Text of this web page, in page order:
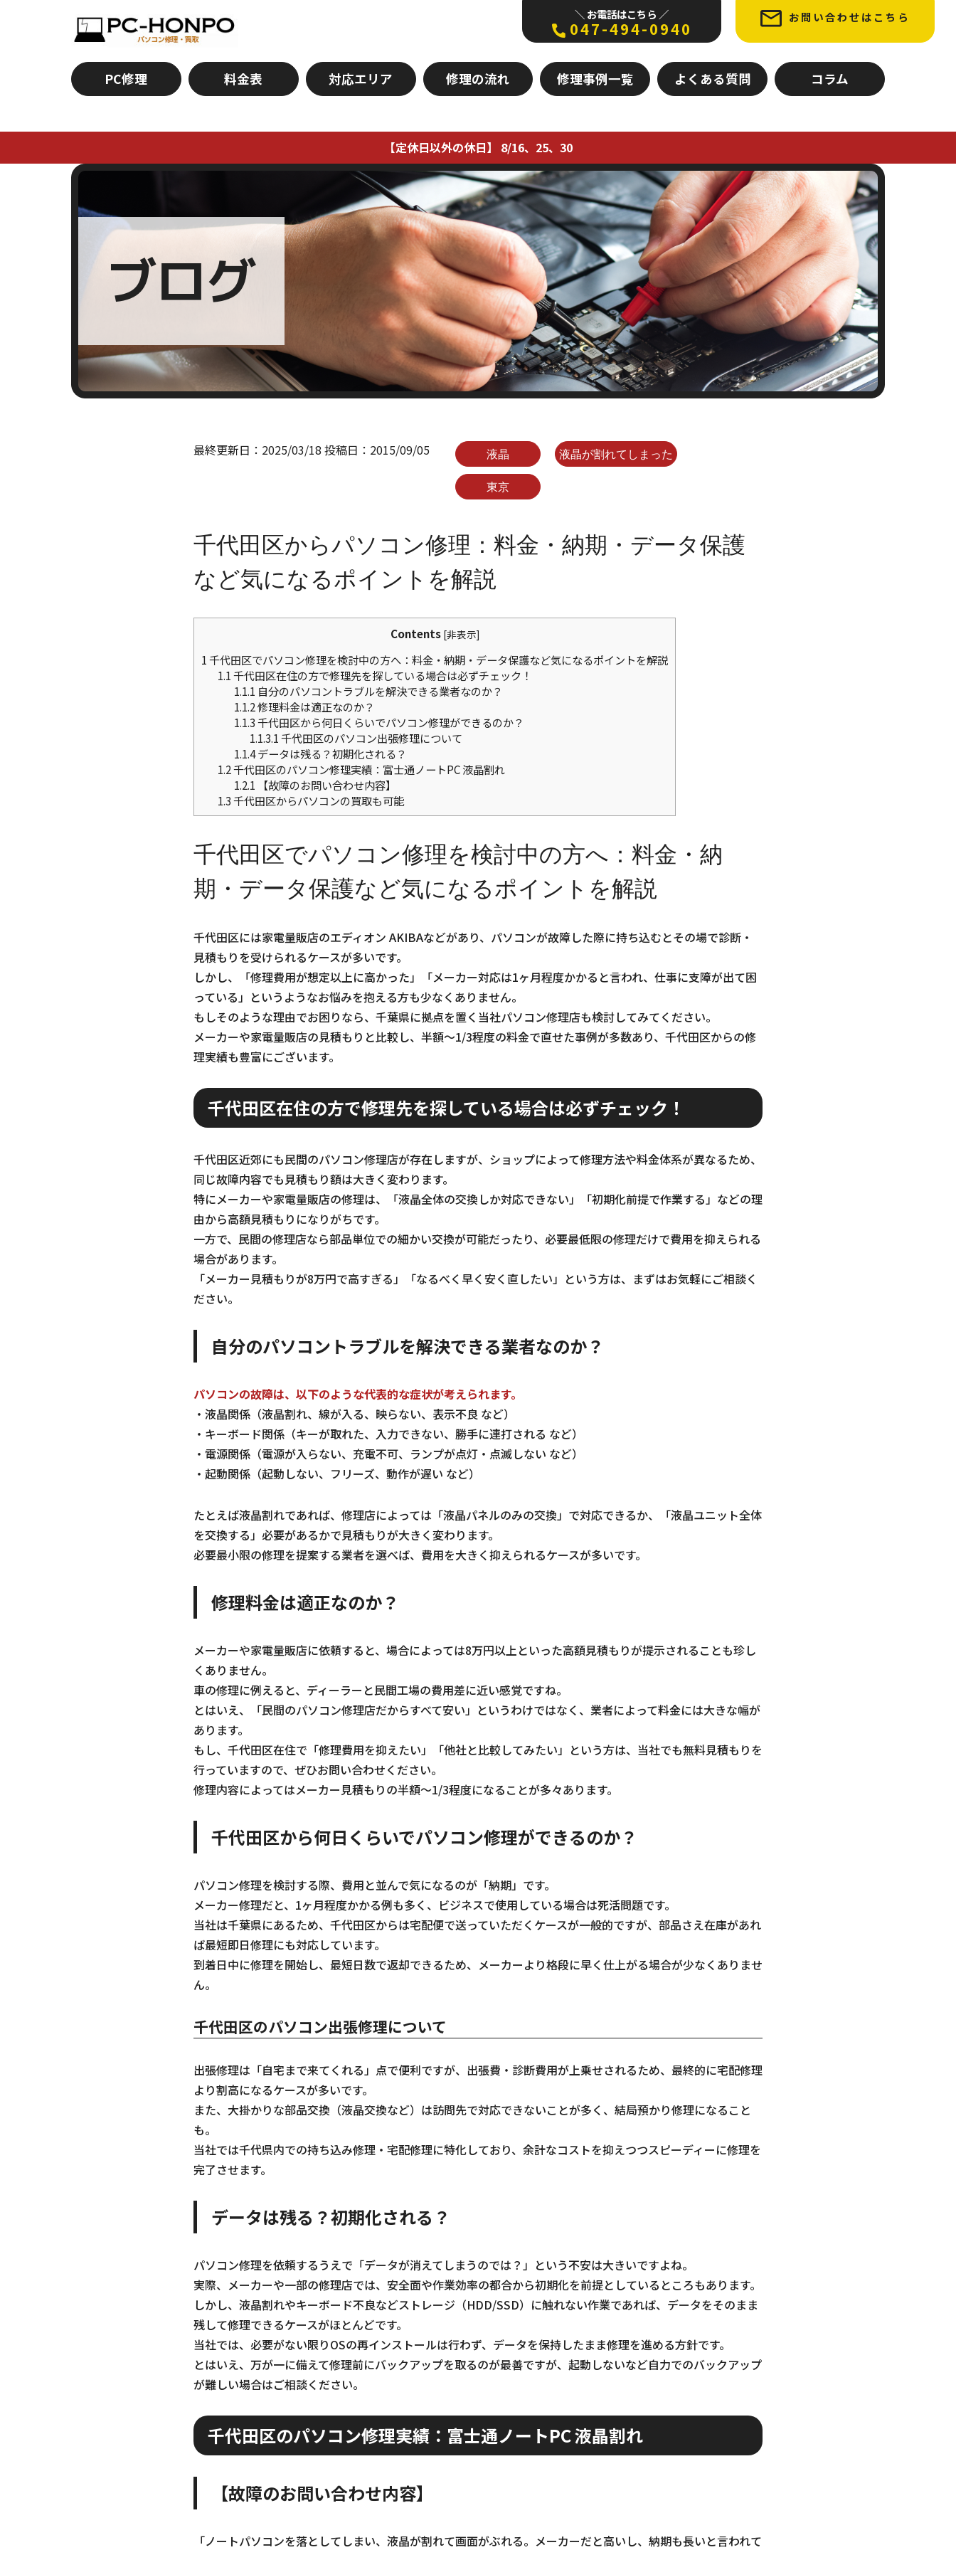
＼ お電話はこちら ／
047-494-0940
お問い合わせはこちら
PC修理 料金表 対応エリア 修理の流れ 修理事例一覧 よくある質問 コラム
【定休日以外の休日】 8/16、25、30
ブログ
最終更新日： 2025/03/18 投稿日： 2015/09/05 液晶 液晶が割れてしまった
東京
千代田区からパソコン修理：料金・納期・データ保護
など気になるポイントを解説
Contents [非表示]
1千代田区でパソコン修理を検討中の方へ：料金・納期・データ保護など気になるポイントを解説
1.1千代田区在住の方で修理先を探している場合は必ずチェック！
1.1.1 自分のパソコントラブルを解決できる業者なのか？
1.1.2修理料金は適正なのか？
1.1.3千代田区から何日くらいでパソコン修理ができるのか？
1.1.3.1千代田区のパソコン出張修理について
1.1.4データは残る？初期化される？
1.2千代田区のパソコン修理実績：富士通ノートPC 液晶割れ
1.2.1 【故障のお問い合わせ内容】
1.3千代田区からパソコンの買取も可能
千代田区でパソコン修理を検討中の方へ：料金・納
期・データ保護など気になるポイントを解説
千代田区には家電量販店のエディオン AKIBAなどがあり、パソコンが故障した際に持ち込むとその場で診断・
見積もりを受けられるケースが多いです。
しかし、「修理費用が想定以上に高かった」「メーカー対応は1ヶ月程度かかると言われ、仕事に支障が出て困
っている」というようなお悩みを抱える方も少なくありません。
もしそのような理由でお困りなら、千葉県に拠点を置く当社パソコン修理店も検討してみてください。
メーカーや家電量販店の見積もりと比較し、半額～1/3程度の料金で直せた事例が多数あり、千代田区からの修
理実績も豊富にございます。
千代田区在住の方で修理先を探している場合は必ずチェック！
千代田区近郊にも民間のパソコン修理店が存在しますが、ショップによって修理方法や料金体系が異なるため、
同じ故障内容でも見積もり額は大きく変わります。
特にメーカーや家電量販店の修理は、「液晶全体の交換しか対応できない」「初期化前提で作業する」などの理
由から高額見積もりになりがちです。
一方で、民間の修理店なら部品単位での細かい交換が可能だったり、必要最低限の修理だけで費用を抑えられる
場合があります。
「メーカー見積もりが8万円で高すぎる」「なるべく早く安く直したい」という方は、まずはお気軽にご相談く
ださい。
自分のパソコントラブルを解決できる業者なのか？
パソコンの故障は、以下のような代表的な症状が考えられます。
・液晶関係（液晶割れ、線が入る、映らない、表示不良 など）
・キーボード関係（キーが取れた、入力できない、勝手に連打される など）
・電源関係（電源が入らない、充電不可、ランプが点灯・点滅しない など）
・起動関係（起動しない、フリーズ、動作が遅い など）
たとえば液晶割れであれば、修理店によっては「液晶パネルのみの交換」で対応できるか、「液晶ユニット全体
を交換する」必要があるかで見積もりが大きく変わります。
必要最小限の修理を提案する業者を選べば、費用を大きく抑えられるケースが多いです。
修理料金は適正なのか？
メーカーや家電量販店に依頼すると、場合によっては8万円以上といった高額見積もりが提示されることも珍し
くありません。
車の修理に例えると、ディーラーと民間工場の費用差に近い感覚ですね。
とはいえ、「民間のパソコン修理店だからすべて安い」というわけではなく、業者によって料金には大きな幅が
あります。
もし、千代田区在住で「修理費用を抑えたい」「他社と比較してみたい」という方は、当社でも無料見積もりを
行っていますので、ぜひお問い合わせください。
修理内容によってはメーカー見積もりの半額～1/3程度になることが多々あります。
千代田区から何日くらいでパソコン修理ができるのか？
パソコン修理を検討する際、費用と並んで気になるのが「納期」です。
メーカー修理だと、1ヶ月程度かかる例も多く、ビジネスで使用している場合は死活問題です。
当社は千葉県にあるため、千代田区からは宅配便で送っていただくケースが一般的ですが、部品さえ在庫があれ
ば最短即日修理にも対応しています。
到着日中に修理を開始し、最短日数で返却できるため、メーカーより格段に早く仕上がる場合が少なくありませ
ん。
千代田区のパソコン出張修理について
出張修理は「自宅まで来てくれる」点で便利ですが、出張費・診断費用が上乗せされるため、最終的に宅配修理
より割高になるケースが多いです。
また、大掛かりな部品交換（液晶交換など）は訪問先で対応できないことが多く、結局預かり修理になること
も。
当社では千代県内での持ち込み修理・宅配修理に特化しており、余計なコストを抑えつつスピーディーに修理を
完了させます。
データは残る？初期化される？
パソコン修理を依頼するうえで「データが消えてしまうのでは？」という不安は大きいですよね。
実際、メーカーや一部の修理店では、安全面や作業効率の都合から初期化を前提としているところもあります。
しかし、液晶割れやキーボード不良などストレージ（HDD/SSD）に触れない作業であれば、データをそのまま
残して修理できるケースがほとんどです。
当社では、必要がない限りOSの再インストールは行わず、データを保持したまま修理を進める方針です。
とはいえ、万が一に備えて修理前にバックアップを取るのが最善ですが、起動しないなど自力でのバックアップ
が難しい場合はご相談ください。
千代田区のパソコン修理実績：富士通ノートPC 液晶割れ
【故障のお問い合わせ内容】
「ノートパソコンを落としてしまい、液晶が割れて画面がぶれる。メーカーだと高いし、納期も長いと言われて